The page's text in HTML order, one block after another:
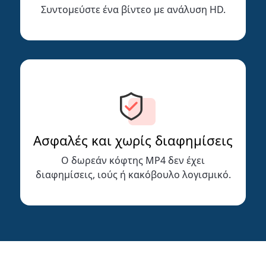
Συντομεύστε ένα βίντεο με ανάλυση HD.
Ασφαλές και χωρίς διαφημίσεις
Ο δωρεάν κόφτης MP4 δεν έχει
διαφημίσεις, ιούς ή κακόβουλο λογισμικό.